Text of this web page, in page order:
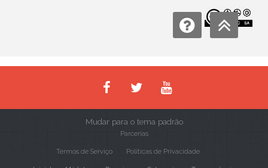
Licença:
Mudar para o tema padrão
Parcerias
Termos de Serviço Políticas de Privacidade